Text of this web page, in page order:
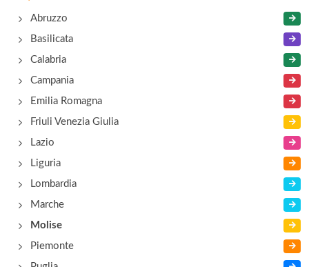
Abruzzo
Basilicata
Calabria
Campania
Emilia Romagna
Friuli Venezia Giulia
Lazio
Liguria
Lombardia
Marche
Molise
Piemonte